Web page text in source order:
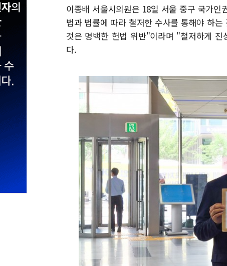
이종배 서울시의원은 18일 서울 중구 국가
법과 법률에 따라 철저한 수사를 통해야 하
것은 명백한 헌법 위반"이라며 "철저하게
다.